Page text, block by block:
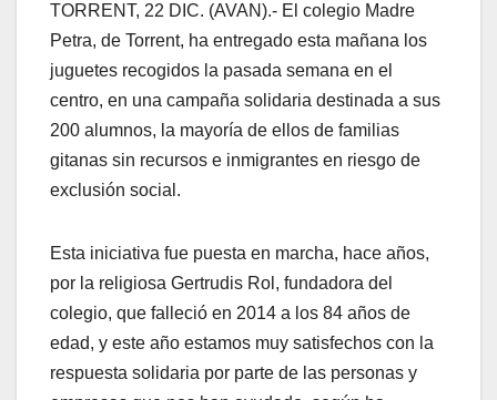
TORRENT, 22 DIC. (AVAN).- El colegio Madre
Petra, de Torrent, ha entregado esta mañana los
juguetes recogidos la pasada semana en el
centro, en una campaña solidaria destinada a sus
200 alumnos, la mayoría de ellos de familias
gitanas sin recursos e inmigrantes en riesgo de
exclusión social.
Esta iniciativa fue puesta en marcha, hace años,
por la religiosa Gertrudis Rol, fundadora del
colegio, que falleció en 2014 a los 84 años de
edad, y este año estamos muy satisfechos con la
respuesta solidaria por parte de las personas y